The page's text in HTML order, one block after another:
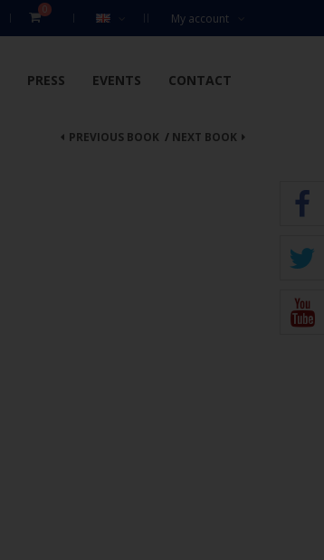
My account
0
PRESS EVENTS CONTACT
NEXT BOOK
PREVIOUS BOOK /